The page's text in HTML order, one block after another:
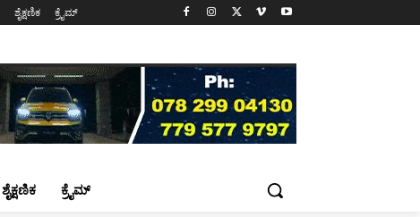
ಶೈಕ್ಷಣಿಕ ಕ್ರೈಮ್
ಶೈಕ್ಷಣಿಕ ಕ್ರೈಮ್